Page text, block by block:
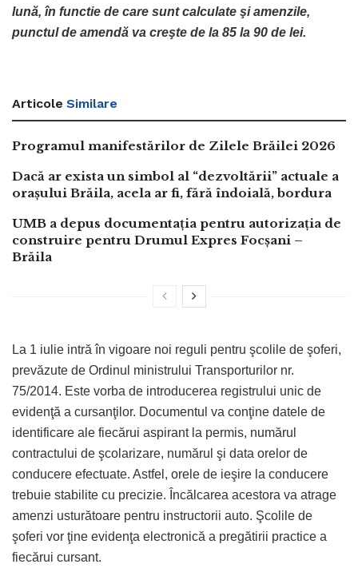
lună, în functie de care sunt calculate şi amenzile,
punctul de amendă va creşte de la 85 la 90 de lei.
Articole Similare
Programul manifestărilor de Zilele Brăilei 2026
Dacă ar exista un simbol al “dezvoltării” actuale a
orașului Brăila, acela ar fi, fără îndoială, bordura
UMB a depus documentația pentru autorizația de
construire pentru Drumul Expres Focșani –
Brăila
La 1 iulie intră în vigoare noi reguli pentru şcolile de şoferi,
prevăzute de Ordinul ministrului Transporturilor nr.
75/2014. Este vorba de introducerea registrului unic de
evidenţă a cursanţilor. Documentul va conţine datele de
identificare ale fiecărui aspirant la permis, numărul
contractului de şcolarizare, numărul şi data orelor de
conducere efectuate. Astfel, orele de ieşire la conducere
trebuie stabilite cu precizie. Încălcarea acestora va atrage
amenzi usturătoare pentru instructorii auto. Şcolile de
şoferi vor ţine evidenţa electronică a pregătirii practice a
fiecărui cursant.